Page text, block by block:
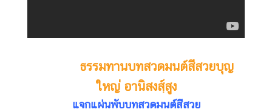
ธรรมทานบทสวดมนต์สีสวยบุญ
ใหญ่ อานิสงสฺ์สูง
แจกแผ่นพับบทสวดมนต์สีสวย